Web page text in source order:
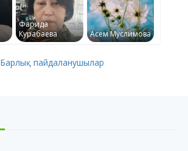
Фарида
Курабаева
Асем Муслимова
Барлық пайдаланушылар